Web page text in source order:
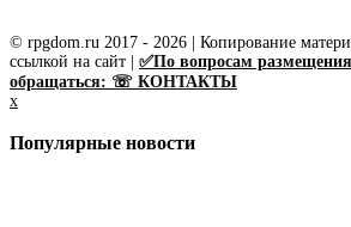
© rpgdom.ru 2017 - 2026 | Копирование
ссылкой на сайт | ✅По вопросам
обращаться: ☏ КОНТАКТЫ
x
Популярные новости